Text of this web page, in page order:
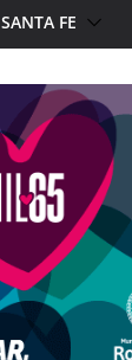
SANTA FE